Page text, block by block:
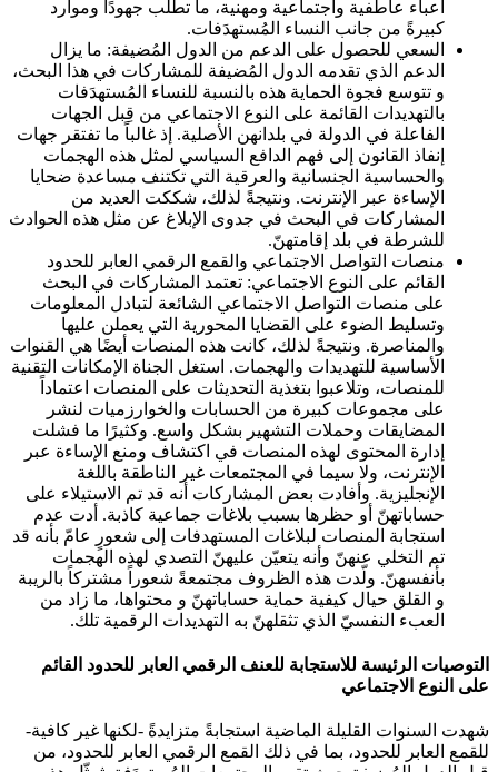
أعباء عاطفية واجتماعية ومهنية، ما تطلب جهودًا وموارد
كبيرةً من جانب النساء المُستهدَفات.
السعي للحصول على الدعم من الدول المُضيفة: ما يزال
الدعم الذي تقدمه الدول المُضيفة للمشاركات في هذا البحث،
و تتوسع فجوة الحماية هذه بالنسبة للنساء المُستهدَفات
بالتهديدات القائمة على النوع الاجتماعي من قِبل الجهات
الفاعلة في الدولة في بلدانهن الأصلية. إذ غالباً ما تفتقر جهات
إنفاذ القانون إلى فهم الدافع السياسي لمثل هذه الهجمات
والحساسية الجنسانية والعرقية التي تكتنف مساعدة ضحايا
الإساءة عبر الإنترنت. ونتيجةً لذلك، شككت العديد من
المشاركات في البحث في جدوى الإبلاغ عن مثل هذه الحوادث
للشرطة في بلد إقامتهنّ.
منصات التواصل الاجتماعي والقمع الرقمي العابر للحدود
القائم على النوع الاجتماعي: تعتمد المشاركات في البحث
على منصات التواصل الاجتماعي الشائعة لتبادل المعلومات
وتسليط الضوء على القضايا المحورية التي يعملن عليها
والمناصرة. ونتيجةً لذلك، كانت هذه المنصات أيضًا هي القنوات
الأساسية للتهديدات والهجمات. استغل الجناة الإمكانات التقنية
للمنصات، وتلاعبوا بتغذية التحديثات على المنصات اعتماداً
على مجموعات كبيرة من الحسابات والخوارزميات لنشر
المضايقات وحملات التشهير بشكل واسع. وكثيرًا ما فشلت
إدارة المحتوى لهذه المنصات في اكتشاف ومنع الإساءة عبر
الإنترنت، ولا سيما في المجتمعات غير الناطقة باللغة
الإنجليزية. وأفادت بعض المشاركات أنه قد تم الاستيلاء على
حساباتهنّ أو حظرها بسبب بلاغات جماعية كاذبة. أدت عدم
استجابة المنصات لبلاغات المستهدفات إلى شعورٍ عامّ بأنه قد
تم التخلي عنهنّ وأنه يتعيّن عليهنّ التصدي لهذه الهجمات
بأنفسهنّ. ولّدت هذه الظروف مجتمعةً شعوراً مشتركاً بالريبة
و القلق حيال كيفية حماية حساباتهنّ و محتواها، ما زاد من
العبء النفسيّ الذي تثقلهنّ به التهديدات الرقمية تلك.
التوصيات الرئيسة للاستجابة للعنف الرقمي العابر للحدود القائم
على النوع الاجتماعي
شهدت السنوات القليلة الماضية استجابةً متزايدةً -لكنها غير كافية-
للقمع العابر للحدود، بما في ذلك القمع الرقمي العابر للحدود، من